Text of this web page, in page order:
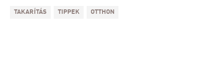
TAKARÍTÁS TIPPEK OTTHON